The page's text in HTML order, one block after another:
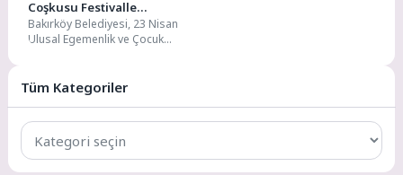
Coşkusu Festivalle
Yaşanacak
Bakırköy Belediyesi, 23 Nisan
Ulusal Egemenlik ve Çocuk
“Bakırköy...
Tüm Kategoriler
Tüm
Kategoriler